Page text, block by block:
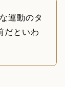
運動のタ
だといわ